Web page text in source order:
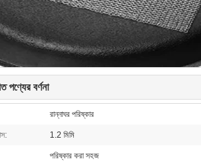
পণ্যের বর্ণনা
রান্নাঘর পরিষ্কার
1.2 মিমি
পরিষ্কার করা সহজ